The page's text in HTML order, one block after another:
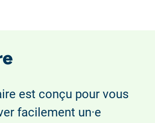
est conçu pour vous
facilement un·e